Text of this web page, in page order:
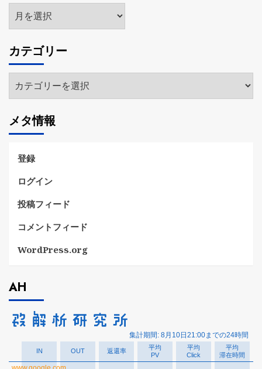
ア
ー
イ
ブ
カテゴリー
テ
リ
ー
メタ情報
登録
ログイン
投稿フィード
コメントフィード
WordPress.org
AH